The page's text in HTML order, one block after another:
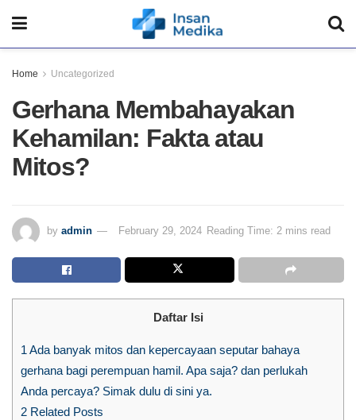
Home Uncategorized
Gerhana Membahayakan
Kehamilan: Fakta atau
Mitos?
by admin February 29, 2024 Reading Time: 2 mins read
Daftar Isi
1 Ada banyak mitos dan kepercayaan seputar bahaya
gerhana bagi perempuan hamil. Apa saja? dan perlukah
Anda percaya? Simak dulu di sini ya.
2 Related Posts